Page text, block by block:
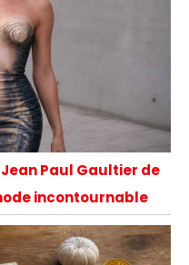
Paul Gaultier de
incontournable